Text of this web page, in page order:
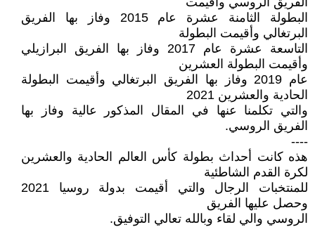
البطولة الثامنة عشرة عام 2015 وفاز بها الفريق
البرتغالي وأقيمت البطولة
التاسعة عشرة عام 2017 وفاز بها الفريق البرازيلي
وأقيمت البطولة العشرين
عام 2019 وفاز بها الفريق البرتغالي وأقيمت البطولة
الحادية والعشرين 2021
والتي تكلمنا عنها في المقال المذكور عالية وفاز بها
الفريق الروسي.
----
هذه كانت أحداث بطولة كأس العالم الحادية والعشرين
لكرة القدم الشاطئية
للمنتخبات الرجال والتي أقيمت بدولة روسيا 2021
وحصل عليها الفريق
الروسي والي لقاء وبالله تعالي التوفيق.